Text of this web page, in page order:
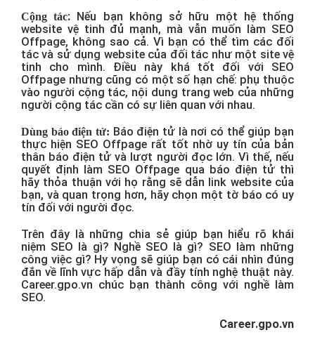
Cộng tác: Nếu bạn không sở hữu một hệ thống
website vệ tinh đủ mạnh, mà vẫn muốn làm SEO
Offpage, không sao cả. Vì bạn có thể tìm các đối
tác và sử dụng website của đối tác như một site vệ
tinh cho mình. Điều này khá tốt đối với SEO
Offpage nhưng cũng có một số hạn chế: phụ thuộc
vào người cộng tác, nội dung trang web của những
người cộng tác cần có sự liên quan với nhau.
Dùng báo điện tử: Báo điện tử là nơi có thể giúp bạn
thực hiện SEO Offpage rất tốt nhờ uy tín của bản
thân báo điện tử và lượt người đọc lớn. Vì thế, nếu
quyết định làm SEO Offpage qua báo điện tử thì
hãy thỏa thuận với họ rằng sẽ dẫn link website của
bạn, và quan trọng hơn, hãy chọn một tờ báo có uy
tín đối với người đọc.
Trên đây là những chia sẻ giúp bạn hiểu rõ khái
niệm SEO là gì? Nghề SEO là gì? SEO làm những
công việc gì? Hy vọng sẽ giúp bạn có cái nhìn đúng
đắn về lĩnh vực hấp dẫn và đầy tính nghệ thuật này.
Career.gpo.vn chúc bạn thành công với nghề làm
SEO.
Career.gpo.vn